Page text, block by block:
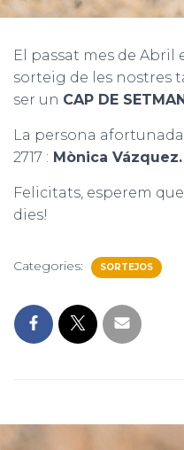
El passat mes de Abril
sorteig de les nostres
ser un CAP DE
La persona
2717 : Mònica Vázquez.
Felicitats, esperem
dies!
Categories: SORTEJOS